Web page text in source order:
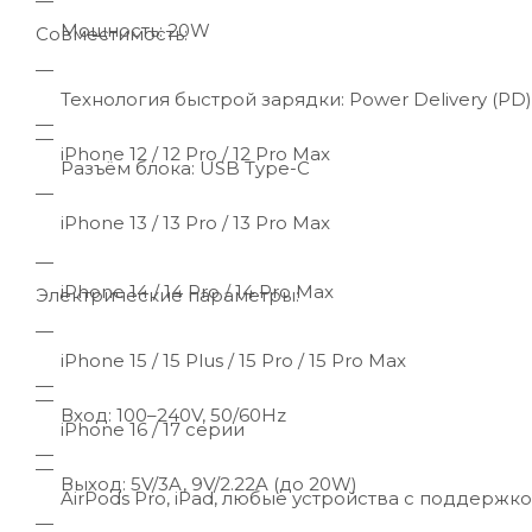
Мощность: 20W
Технология быстрой зарядки: Power Delivery (PD)
Разъём блока: USB Type-C
Совместимость:
iPhone 12 / 12 Pro / 12 Pro Max
iPhone 13 / 13 Pro / 13 Pro Max
iPhone 14 / 14 Pro / 14 Pro Max
iPhone 15 / 15 Plus / 15 Pro / 15 Pro Max
iPhone 16 / 17 серии
AirPods Pro, iPad, любые устройства с
Электрические параметры:
Вход: 100–240V, 50/60Hz
Выход: 5V/3A, 9V/2.22A (до 20W)